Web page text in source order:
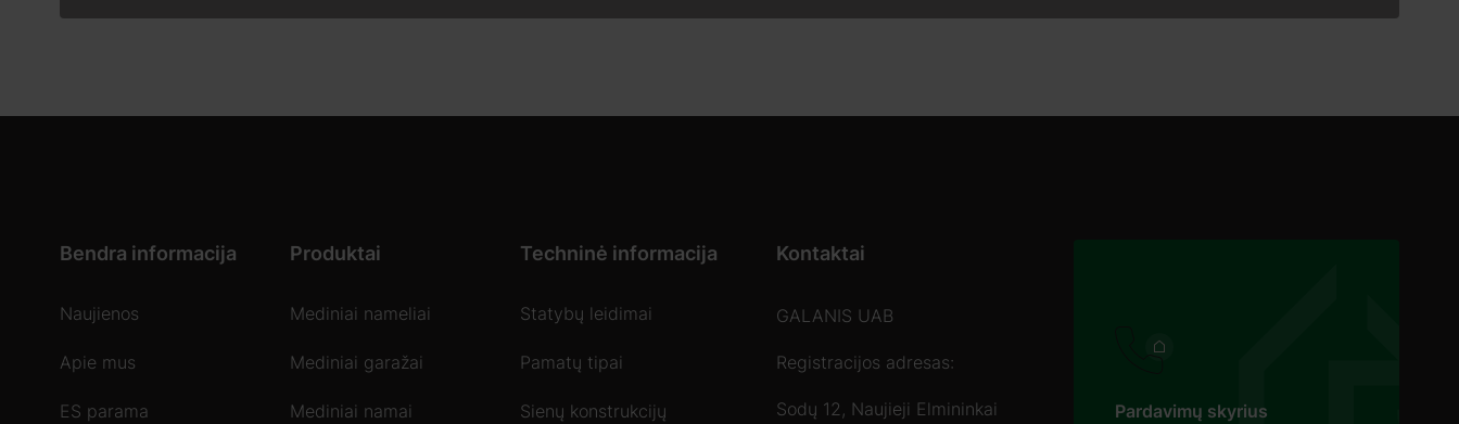
Bendra informacija
Naujienos
Apie mus
ES parama
Produktai
Mediniai nameliai
Mediniai garažai
Mediniai namai
Techninė informacija
Statybų leidimai
Pamatų tipai
Sienų konstrukcijų
Kontaktai
GALANIS UAB
Registracijos adresas:
Sodų 12, Naujieji Elmininkai
Pardavimų skyrius